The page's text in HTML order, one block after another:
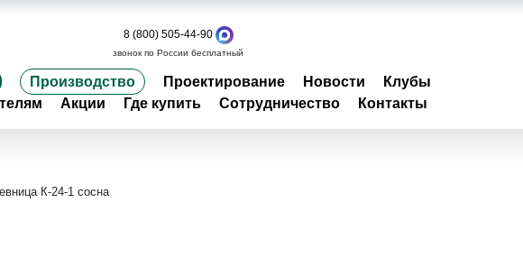
8 (800) 505-44-90
звонок по России бесплатный
Производство Проектирование Новости
Клубы
Акции Где купить Сотрудничество Контакты
К-24-1 сосна